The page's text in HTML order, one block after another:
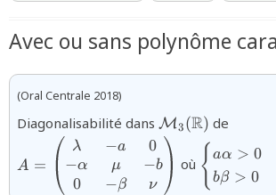
Avec ou sans polynôme
(Oral Centrale 2018)
Diagonalisabilité dans
(\mathbb{R})}
M3 (R) de
-b \\ 0
A =
λ
−α
0
−a
μ
−β
0
−b
ν
où >0\\b\beta
{ aα > 0
bβ > 0